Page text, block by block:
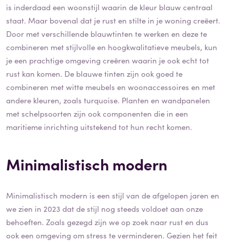
is inderdaad een woonstijl waarin de kleur blauw centraal
staat. Maar bovenal dat je rust en stilte in je woning creëert.
Door met verschillende blauwtinten te werken en deze te
combineren met stijlvolle en hoogkwalitatieve meubels, kun
je een prachtige omgeving creëren waarin je ook echt tot
rust kan komen. De blauwe tinten zijn ook goed te
combineren met witte meubels en woonaccessoires en met
andere kleuren, zoals turquoise. Planten en wandpanelen
met schelpsoorten zijn ook componenten die in een
maritieme inrichting uitstekend tot hun recht komen.
Minimalistisch modern
Minimalistisch modern is een stijl van de afgelopen jaren en
we zien in 2023 dat de stijl nog steeds voldoet aan onze
behoeften. Zoals gezegd zijn we op zoek naar rust en dus
ook een omgeving om stress te verminderen. Gezien het feit